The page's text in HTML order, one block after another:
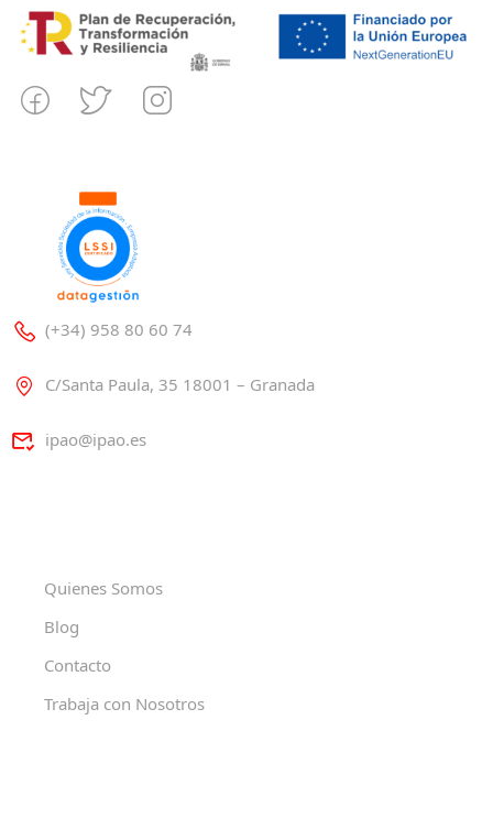
(+34) 958 80 60 74
C/Santa Paula, 35 18001 – Granada
ipao@ipao.es
Quienes Somos
Blog
Contacto
Trabaja con Nosotros